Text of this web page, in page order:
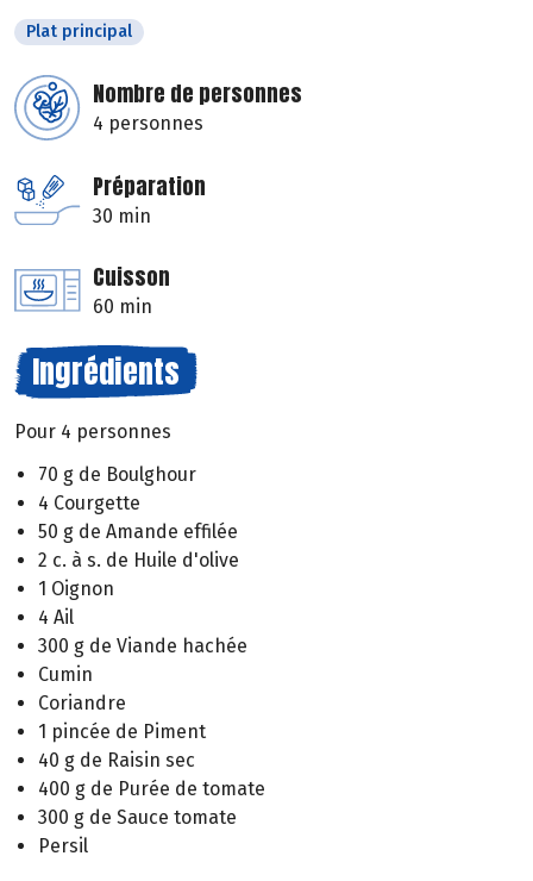
Plat principal
Nombre de personnes
4 personnes
Préparation
30 min
Cuisson
60 min
Ingrédients
Pour 4 personnes
70 g de Boulghour
4 Courgette
50 g de Amande effilée
2 c. à s. de Huile d'olive
1 Oignon
4 Ail
300 g de Viande hachée
Cumin
Coriandre
1 pincée de Piment
40 g de Raisin sec
400 g de Purée de tomate
300 g de Sauce tomate
Persil